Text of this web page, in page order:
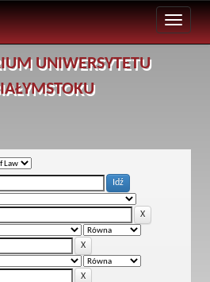
UNIWERSYTETU